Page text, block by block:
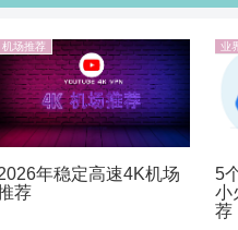
机场推荐
年稳定高速4K机场
荐
业
5
小
荐